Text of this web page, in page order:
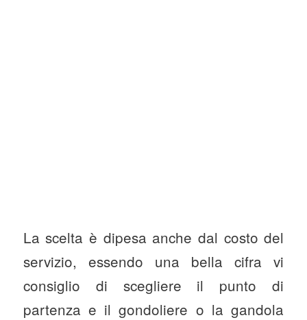
La scelta è dipesa anche dal costo del
servizio, essendo una bella cifra vi
consiglio di scegliere il punto di
partenza e il gondoliere o la gandola